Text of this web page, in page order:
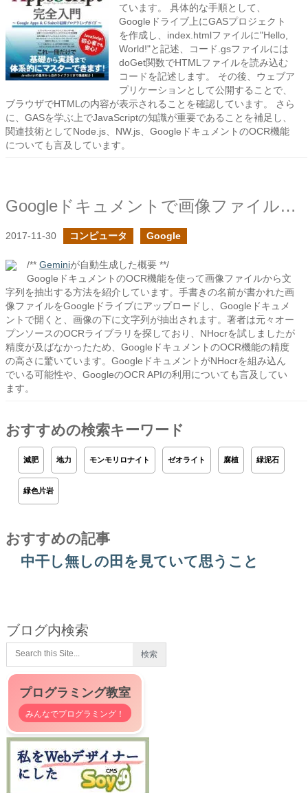
ています。 具体的な手順として、
Googleドライブ上にGASプロジェクト
を作成し、index.htmlファイルに"Hello,
World!"と記述、コード.gsファイルには
doGet関数でHTMLファイルを読み込む
コードを記述します。 その後、ウェブア
プリケーションとして公開することで、
ブラウザでHTMLの内容が表示されることを確認しています。 さら
に、GASを学ぶ上でJavaScriptの知識が重要であることを補足し、
関連技術としてNode.js、NW.js、GoogleドキュメントのOCR機能
についても言及しています。
Googleドキュメントで画像ファイルから文字列を抜き取ってみる
2017-11-30 コンピュータ Google
/** Geminiが自動生成した概要 **/
GoogleドキュメントのOCR機能を使って画像ファイルから文
字列を抽出する方法を紹介しています。手書きの名前が書かれた画
像ファイルをGoogleドライブにアップロードし、Googleドキュメ
ントで開くと、画像の下に文字列が抽出されます。著者は元々オー
プンソースのOCRライブラリを探しており、NHocrを試しましたが
精度が及ばなかったため、GoogleドキュメントのOCR機能の精度
の高さに驚いています。GoogleドキュメントがNHocrを組み込ん
でいる可能性や、GoogleのOCR APIの利用についても言及してい
ます。
おすすめの検索キーワード
減肥 地力 モンモリロナイト ゼオライト 腐植 緑泥石
緑色片岩
おすすめの記事
中干し無しの田を見ていて思うこと
ブログ内検索
プログラミング教室
みんなでプログラミング！